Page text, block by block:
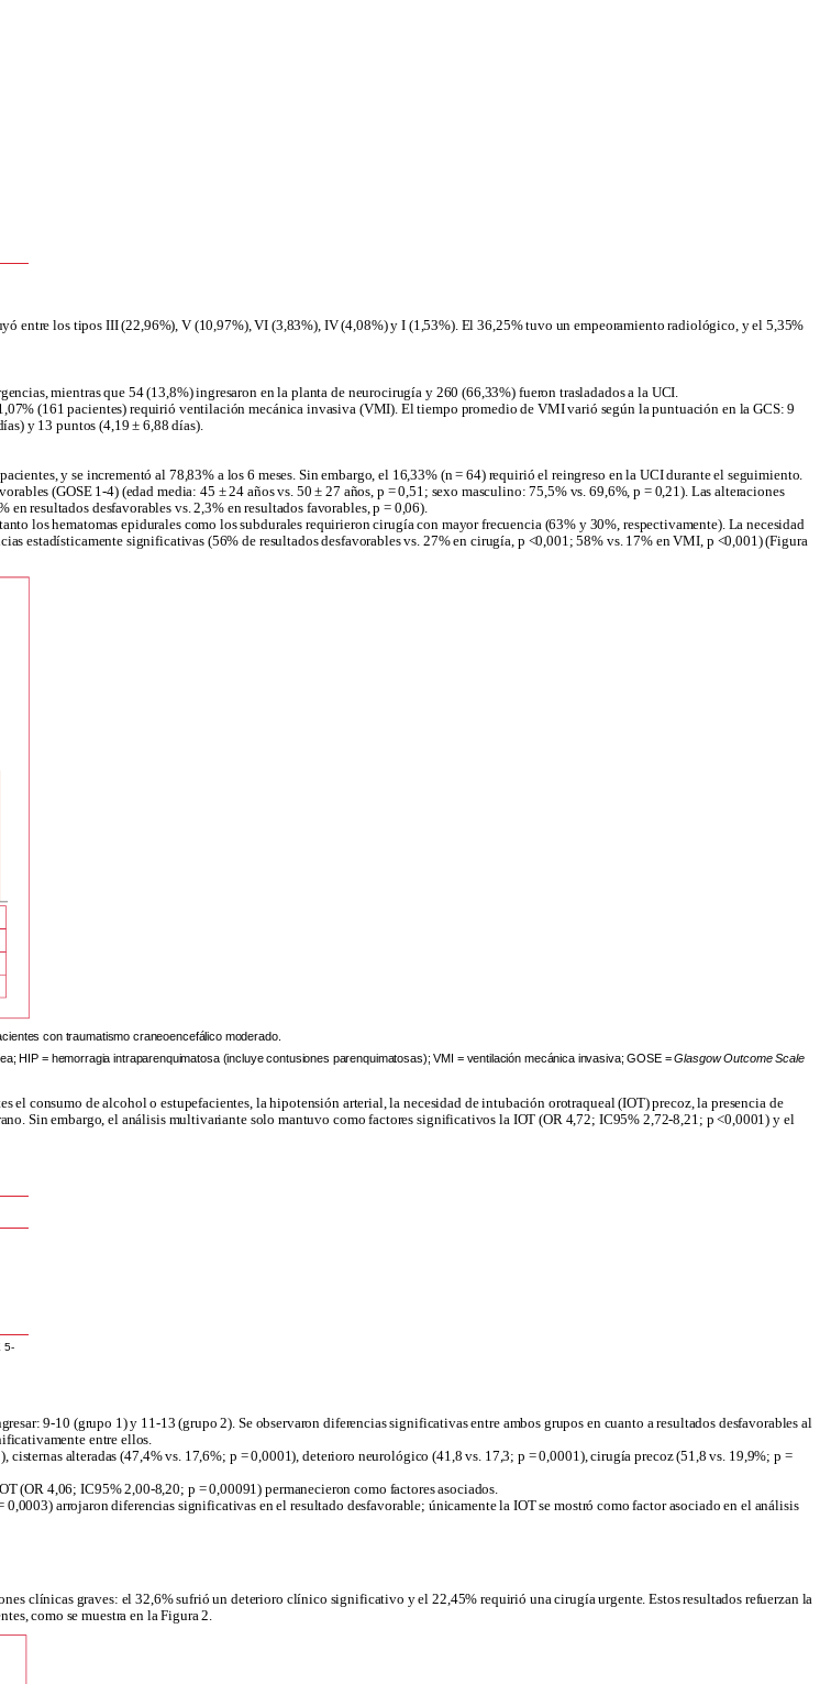
entre los tipos III (22,96%), V (10,97%), VI (3,83%), IV (4,08%) y I (1,53%). El 36,25% tuvo un empeoramiento radiológico, y el 5,35%
mientras que 54 (13,8%) ingresaron en la planta de neurocirugía y 260 (66,33%) fueron trasladados a la UCI.
(161 pacientes) requirió ventilación mecánica invasiva (VMI). El tiempo promedio de VMI varió según la puntuación en la GCS: 9
y 13 puntos (4,19 ± 6,88 días).
y se incrementó al 78,83% a los 6 meses. Sin embargo, el 16,33% (n = 64) requirió el reingreso en la UCI durante el seguimiento.
(GOSE 1-4) (edad media: 45 ± 24 años vs. 50 ± 27 años, p = 0,51; sexo masculino: 75,5% vs. 69,6%, p = 0,21). Las alteraciones
resultados desfavorables vs. 2,3% en resultados favorables, p = 0,06).
los hematomas epidurales como los subdurales requirieron cirugía con mayor frecuencia (63% y 30%, respectivamente). La necesidad
estadísticamente significativas (56% de resultados desfavorables vs. 27% en cirugía, p <0,001; 58% vs. 17% en VMI, p <0,001) (Figura
con traumatismo craneoencefálico moderado.
HIP = hemorragia intraparenquimatosa (incluye contusiones parenquimatosas); VMI = ventilación mecánica invasiva; GOSE =Glasgow Outcome Scale
el consumo de alcohol o estupefacientes, la hipotensión arterial, la necesidad de intubación orotraqueal (IOT) precoz, la presencia de
Sin embargo, el análisis multivariante solo mantuvo como factores significativos la IOT (OR 4,72; IC95% 2,72-8,21; p <0,0001) y el
5-
9-10 (grupo 1) y 11-13 (grupo 2). Se observaron diferencias significativas entre ambos grupos en cuanto a resultados desfavorables al
entre ellos.
alteradas (47,4% vs. 17,6%; p = 0,0001), deterioro neurológico (41,8 vs. 17,3; p = 0,0001), cirugía precoz (51,8 vs. 19,9%; p =
(OR 4,06; IC95% 2,00-8,20; p = 0,00091) permanecieron como factores asociados.
arrojaron diferencias significativas en el resultado desfavorable; únicamente la IOT se mostró como factor asociado en el análisis
clínicas graves: el 32,6% sufrió un deterioro clínico significativo y el 22,45% requirió una cirugía urgente. Estos resultados refuerzan la
como se muestra en la Figura 2.